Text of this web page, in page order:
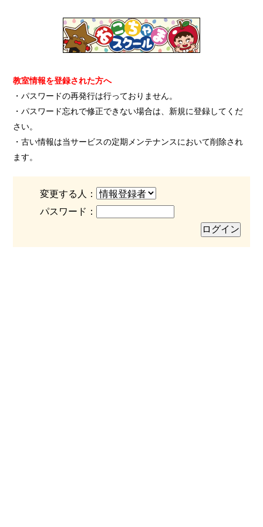
教室情報を登録された方へ
・パスワードの再発行は行っておりません。
・パスワード忘れで修正できない場合は、新規に登録してくだ
さい。
・古い情報は当サービスの定期メンテナンスにおいて削除され
ます。
変更する人：
パスワード：